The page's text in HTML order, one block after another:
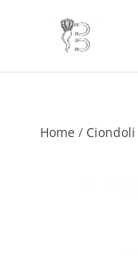
Home / Ciondoli